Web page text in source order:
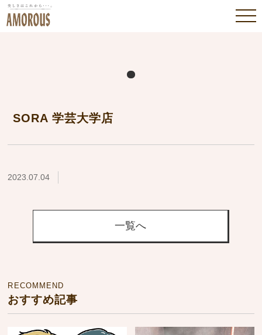
SORA 学芸大学店
2023.07.04
一覧へ
RECOMMEND
おすすめ記事